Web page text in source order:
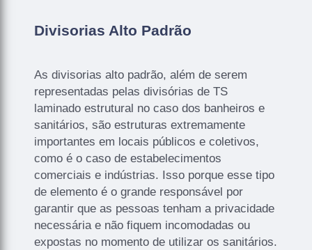
Divisorias Alto Padrão
As divisorias alto padrão, além de serem
representadas pelas divisórias de TS
laminado estrutural no caso dos banheiros e
sanitários, são estruturas extremamente
importantes em locais públicos e coletivos,
como é o caso de estabelecimentos
comerciais e indústrias. Isso porque esse tipo
de elemento é o grande responsável por
garantir que as pessoas tenham a privacidade
necessária e não fiquem incomodadas ou
expostas no momento de utilizar os sanitários.